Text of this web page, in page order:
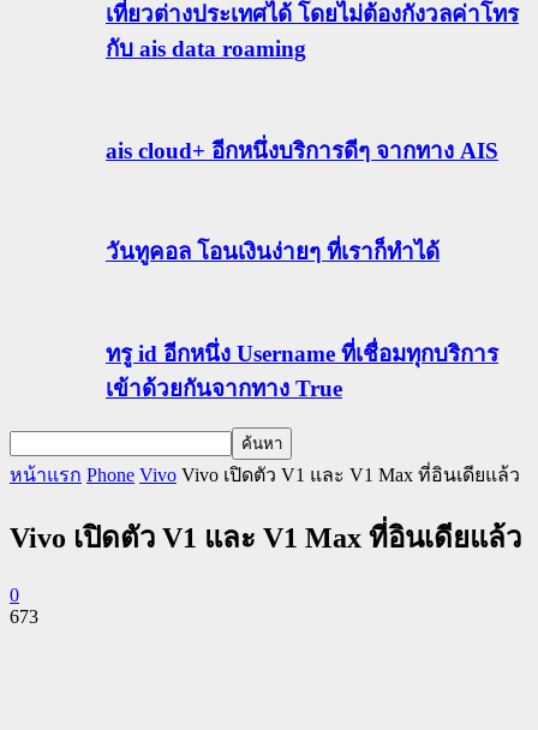
เที่ยวต่างประเทศได้ โดยไม่ต้องกังวลค่าโทร
กับ ais data roaming
ais cloud+ อีกหนึ่งบริการดีๆ จากทาง AIS
วันทูคอล โอนเงินง่ายๆ ที่เราก็ทำได้
ทรู id อีกหนึ่ง Username ที่เชื่อมทุกบริการ
เข้าด้วยกันจากทาง True
หน้าแรก Phone Vivo Vivo เปิดตัว V1 และ V1 Max ที่อินเดียแล้ว
Vivo เปิดตัว V1 และ V1 Max ที่อินเดียแล้ว
0
673